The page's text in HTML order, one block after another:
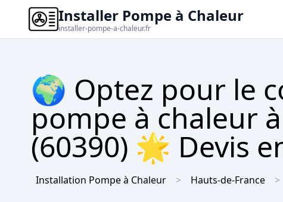
Installer Pompe à Chaleur
installer-pompe-a-chaleur.fr
🌍 Optez pour le
pompe à chaleur
(60390) 🌟 Devis
Installation Pompe à Chaleur Hauts-de-France